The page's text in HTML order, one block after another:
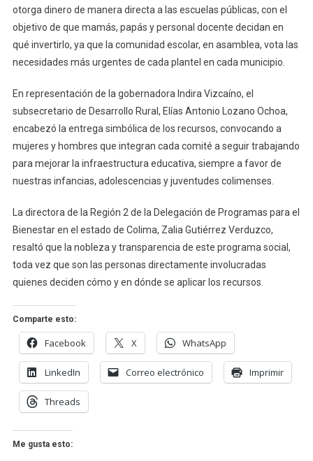
De
15
Nuestra’
otorga dinero de manera directa a las escuelas públicas, con el
objetivo de que mamás, papás y personal docente decidan en
qué invertirlo, ya que la comunidad escolar, en asamblea, vota las
necesidades más urgentes de cada plantel en cada municipio.
En representación de la gobernadora Indira Vizcaíno, el
subsecretario de Desarrollo Rural, Elías Antonio Lozano Ochoa,
encabezó la entrega simbólica de los recursos, convocando a
mujeres y hombres que integran cada comité a seguir trabajando
para mejorar la infraestructura educativa, siempre a favor de
nuestras infancias, adolescencias y juventudes colimenses.
La directora de la Región 2 de la Delegación de Programas para el
Bienestar en el estado de Colima, Zalia Gutiérrez Verduzco,
resaltó que la nobleza y transparencia de este programa social,
toda vez que son las personas directamente involucradas
quienes deciden cómo y en dónde se aplicar los recursos.
Comparte esto:
Facebook X WhatsApp
LinkedIn Correo electrónico Imprimir
Threads
Me gusta esto: